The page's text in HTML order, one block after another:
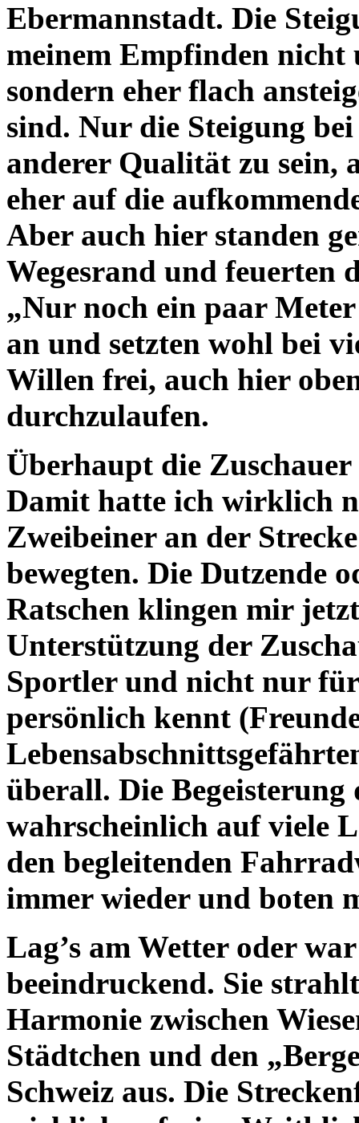
Ebermannstadt. Die
meinem Empfinden nicht
sondern eher flach
sind. Nur die Steigung
anderer Qualität zu sein,
eher auf die
Aber auch hier standen
Wegesrand und feuerten
„Nur noch ein paar
an und setzten wohl bei
Willen frei, auch hier
durchzulaufen.
Überhaupt die
Damit hatte ich wirklich
Zweibeiner an der
bewegten. Die Dutzende
Ratschen klingen mir
Unterstützung der
Sportler und nicht nur
persönlich kennt
überall. Die
wahrscheinlich auf viele
den begleitenden
immer wieder und boten
Lag’s am Wetter oder
beeindruckend. Sie
Harmonie zwischen
Städtchen und den
Schweiz aus. Die